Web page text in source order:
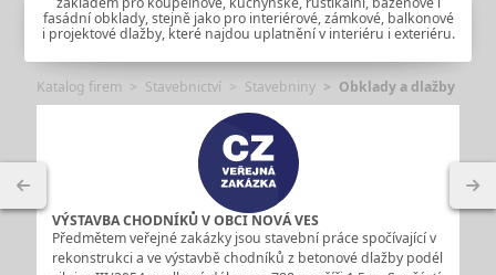
fasádní obklady, stejně jako pro interiérové, zámkové, balkonové
i projektové dlažby, které najdou uplatnění v interiéru i exteriéru.
Katalog firem Stavebnictví Stavebniny Obklady a dlažby
VÝSTAVBA CHODNÍKŮ V OBCI NOVÁ VES
Předmětem veřejné zakázky jsou stavební práce spočívající v
rekonstrukci a ve výstavbě chodníků z betonové dlažby podél